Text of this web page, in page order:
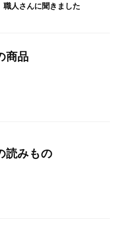
職人さんに聞きました
商品
読みもの